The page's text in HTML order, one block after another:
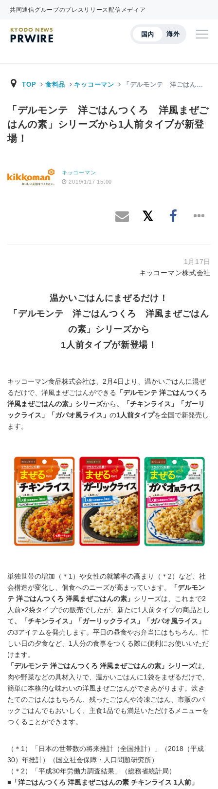
共同通信グループのプレスリリース配信メディア
国内 海外
KYODO NEWS
PRWIRE
TOP 食料品 キッコーマン 「デルモンテ 洋ごはん…
「デルモンテ 洋ごはんつくろ 洋風まぜご
はんの素」シリーズから1人前タイプが新登
場！
キッコーマン
2019/1/17 15:00
1月17日
キッコーマン株式会社
温かいごはんにまぜるだけ！
「デルモンテ 洋ごはんつくろ 洋風まぜごはん
の素」シリーズから
1人前タイプが新登場！
キッコーマン食品株式会社は、2月4日より、温かいごはんに混ぜ
るだけで、洋風まぜごはんができる
「デルモンテ 洋ごはんつくろ
洋風まぜごはんの素」 シリーズから 、「チキンライス」「ガーリ
ックライス」「ガパオ風ライス」 の1人前タイプを全国で新発売し
ます。
単独世帯の増加（＊1）や女性の就業率の高まり（＊2）など、社
会構造が変化し、個食へのニーズが高まっています。
「デルモン
テ 洋ごはんつくろ 洋風まぜごはんの素」 シリーズは、これまで2
人前×2袋タイプでの販売でしたが、新たに1人前タイプの商品とし
て、「チキンライス」「ガーリックライス」「ガパオ風ライス」
の3アイテムを発売します。平日の昼食やお弁当にはもちろん、忙
しい日の夕食など、1人分の食事をつくる際に便利にお使いいただ
けます。
「デルモンテ 洋ごはんつくろ 洋風まぜごはんの素」シリーズは、
肉や野菜などの具材入りで、温かいごはんに1袋をまぜるだけで、
簡単に本格的な味わいの洋風まぜごはんができあがります。炊き
たてのごはんはもちろん、残ったごはんや冷凍ごはん、市販のパ
ックごはんでもおいしく、主食1品でも満足いただけるメニューを
つくることができます。
（＊1）「日本の世帯数の将来推計（全国推計）」（2018（平成
30）年推計）（国立社会保障・人口問題研究所）
（＊2）「平成30年労働力調査結果」（総務省統計局）
■「洋ごはんつくろ 洋風まぜごはんの素 チキンライス 1人前」